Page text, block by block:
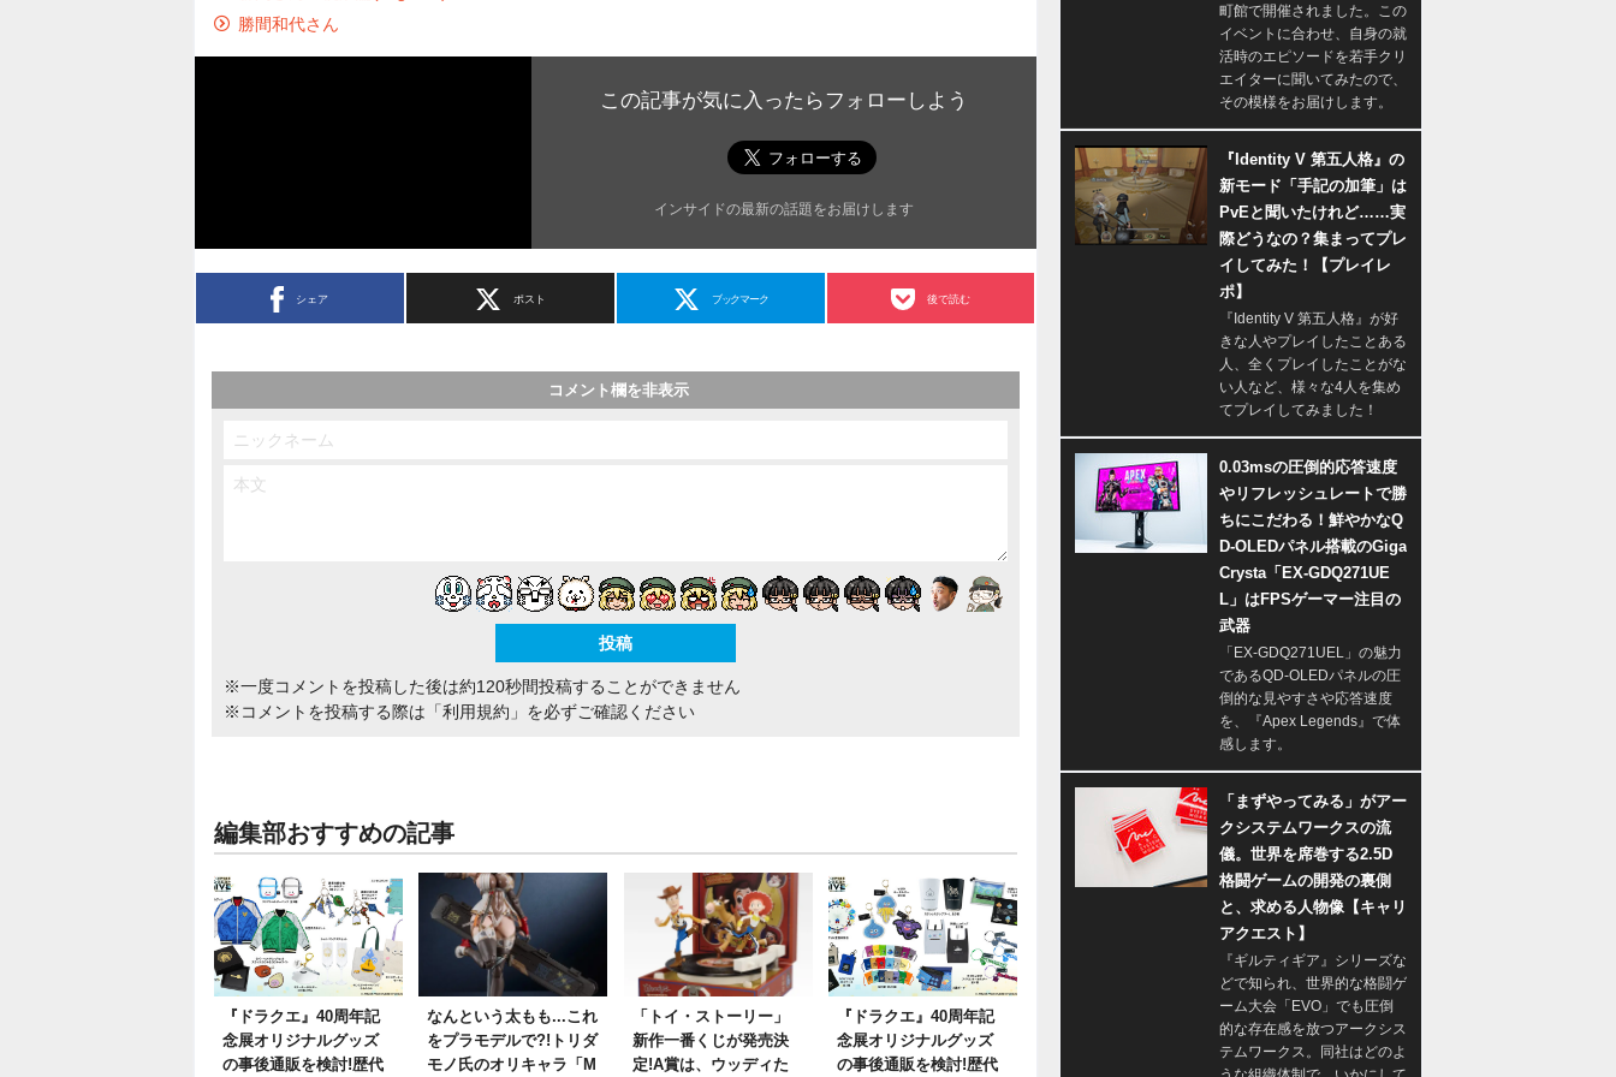
勝間和代さん
この記事が気に入ったらフォローしよう
インサイドの最新の話題をお届けします
シェア ポスト ブックマーク 後で読む
コメント欄を非表示
※一度コメントを投稿した後は約120秒間投稿することができません
※コメントを投稿する際は 「利用規約」 を必ずご確認ください
編集部おすすめの記事
『ドラクエ』40周年記
念展オリジナルグッズ
の事後通販を検討!歴代
なんという太もも...これ
をプラモデルで?!トリダ
モノ氏のオリキャラ「M
「トイ・ストーリー」
新作一番くじが発売決
定!A賞は、ウッディた
『ドラクエ』40周年記
念展オリジナルグッズ
の事後通販を検討!歴代
町館で開催されました。この
イベントに合わせ、自身の就
活時のエピソードを若手クリ
エイターに聞いてみたので、
その模様をお届けします。
『Identity V 第五人格』の
新モード「手記の加筆」は
PvEと聞いたけれど……実
際どうなの？集まってプレ
イしてみた！【プレイレ
ポ】
『Identity V 第五人格』が好
きな人やプレイしたことある
人、全くプレイしたことがな
い人など、様々な4人を集め
てプレイしてみました！
0.03msの圧倒的応答速度
やリフレッシュレートで勝
ちにこだわる！鮮やかなQ
D-OLEDパネル搭載のGiga
Crysta「EX-GDQ271UE
L」はFPSゲーマー注目の
武器
「EX-GDQ271UEL」の魅力
であるQD-OLEDパネルの圧
倒的な見やすさや応答速度
を、『Apex Legends』で体
感します。
「まずやってみる」がアー
クシステムワークスの流
儀。世界を席巻する2.5D
格闘ゲームの開発の裏側
と、求める人物像【キャリ
アクエスト】
『ギルティギア』シリーズな
どで知られ、世界的な格闘ゲ
ーム大会「EVO」でも圧倒
的な存在感を放つアークシス
テムワークス。同社はどのよ